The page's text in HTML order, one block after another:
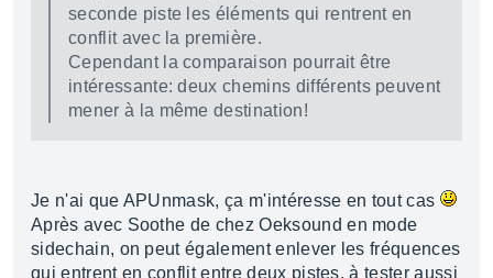
seconde piste les éléments qui rentrent en
conflit avec la première.
Cependant la comparaison pourrait être
intéressante: deux chemins différents peuvent
mener à la même destination!
Je n'ai que APUnmask, ça m'intéresse en tout cas
Après avec Soothe de chez Oeksound en mode
sidechain, on peut également enlever les fréquences
qui entrent en conflit entre deux pistes, à tester aussi